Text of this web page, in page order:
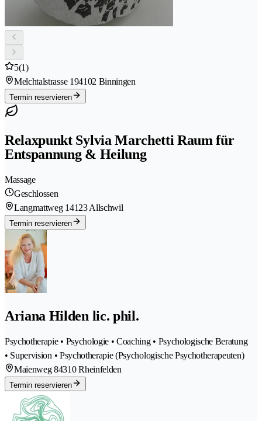
5(1)
Melchtalstrasse 194102 Binningen
Termin reservieren
Relaxpunkt Sylvia Marchetti Raum für
Entspannung & Heilung
Massage
Geschlossen
Langmattweg 14123 Allschwil
Termin reservieren
Ariana Hilden lic. phil.
Psychotherapie • Psychologie • Coaching • Psychologische Beratung
• Supervision • Psychotherapie (Psychologische Psychotherapeuten)
Maienweg 84310 Rheinfelden
Termin reservieren